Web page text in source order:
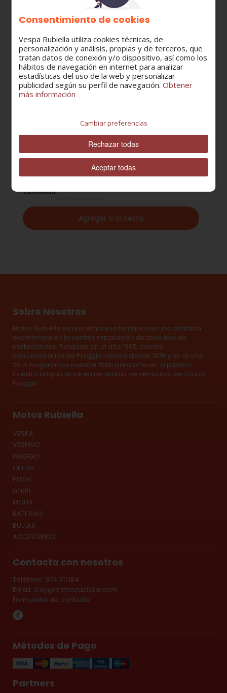
VESPA PX 125/150/200
VESPINO GL/NL/TL/GL T3/NL T3/TL T3
VESPINO SC/SCA
VESPINO VALE
VESPINO AL/ALX/XE
VESPINO DELTA
VESPINO NL/NLX/NXE/CLASSIC
VESPINO F9
CATEGORÍA:
Cantidad
Sobre Nosotros
Motos Rubiella es una empresa familiar con una dilatada
experiencia en la venta y reparación de todo tipo de
motocicletas. Fundada en el año 1965, somos
concesionarios de Piaggio-Vespa desde 1976 y en el año
2014 inaguramos nuestra Web para ofrecer al público
nuestro amplio stock en recambio de vehículos del Grupo
Piaggio.
Motos Rubiella
VESPA
VESPINO
PIAGGIO
GILERA
PUCH
DERBI
MODA
BATERÍAS
BUJÍAS
ACCESORIOS
Contacta con nosotros
Teléfono: 974 311 184
Email: eloy@motosrubiella.com
Formulario de contacto
Métodos de Pago
Partners
Consentimiento de cookies
Vespa Rubiella utiliza cookies técnicas, de
personalización y análisis, propias y de terceros, que
tratan datos de conexión y/o dispositivo, así como los
hábitos de navegación en internet para analizar
estadísticas del uso de la web y personalizar
publicidad según su perfil de navegación.Obtener
más información
Cambiar preferencias
Rechazar todas
Aceptar todas